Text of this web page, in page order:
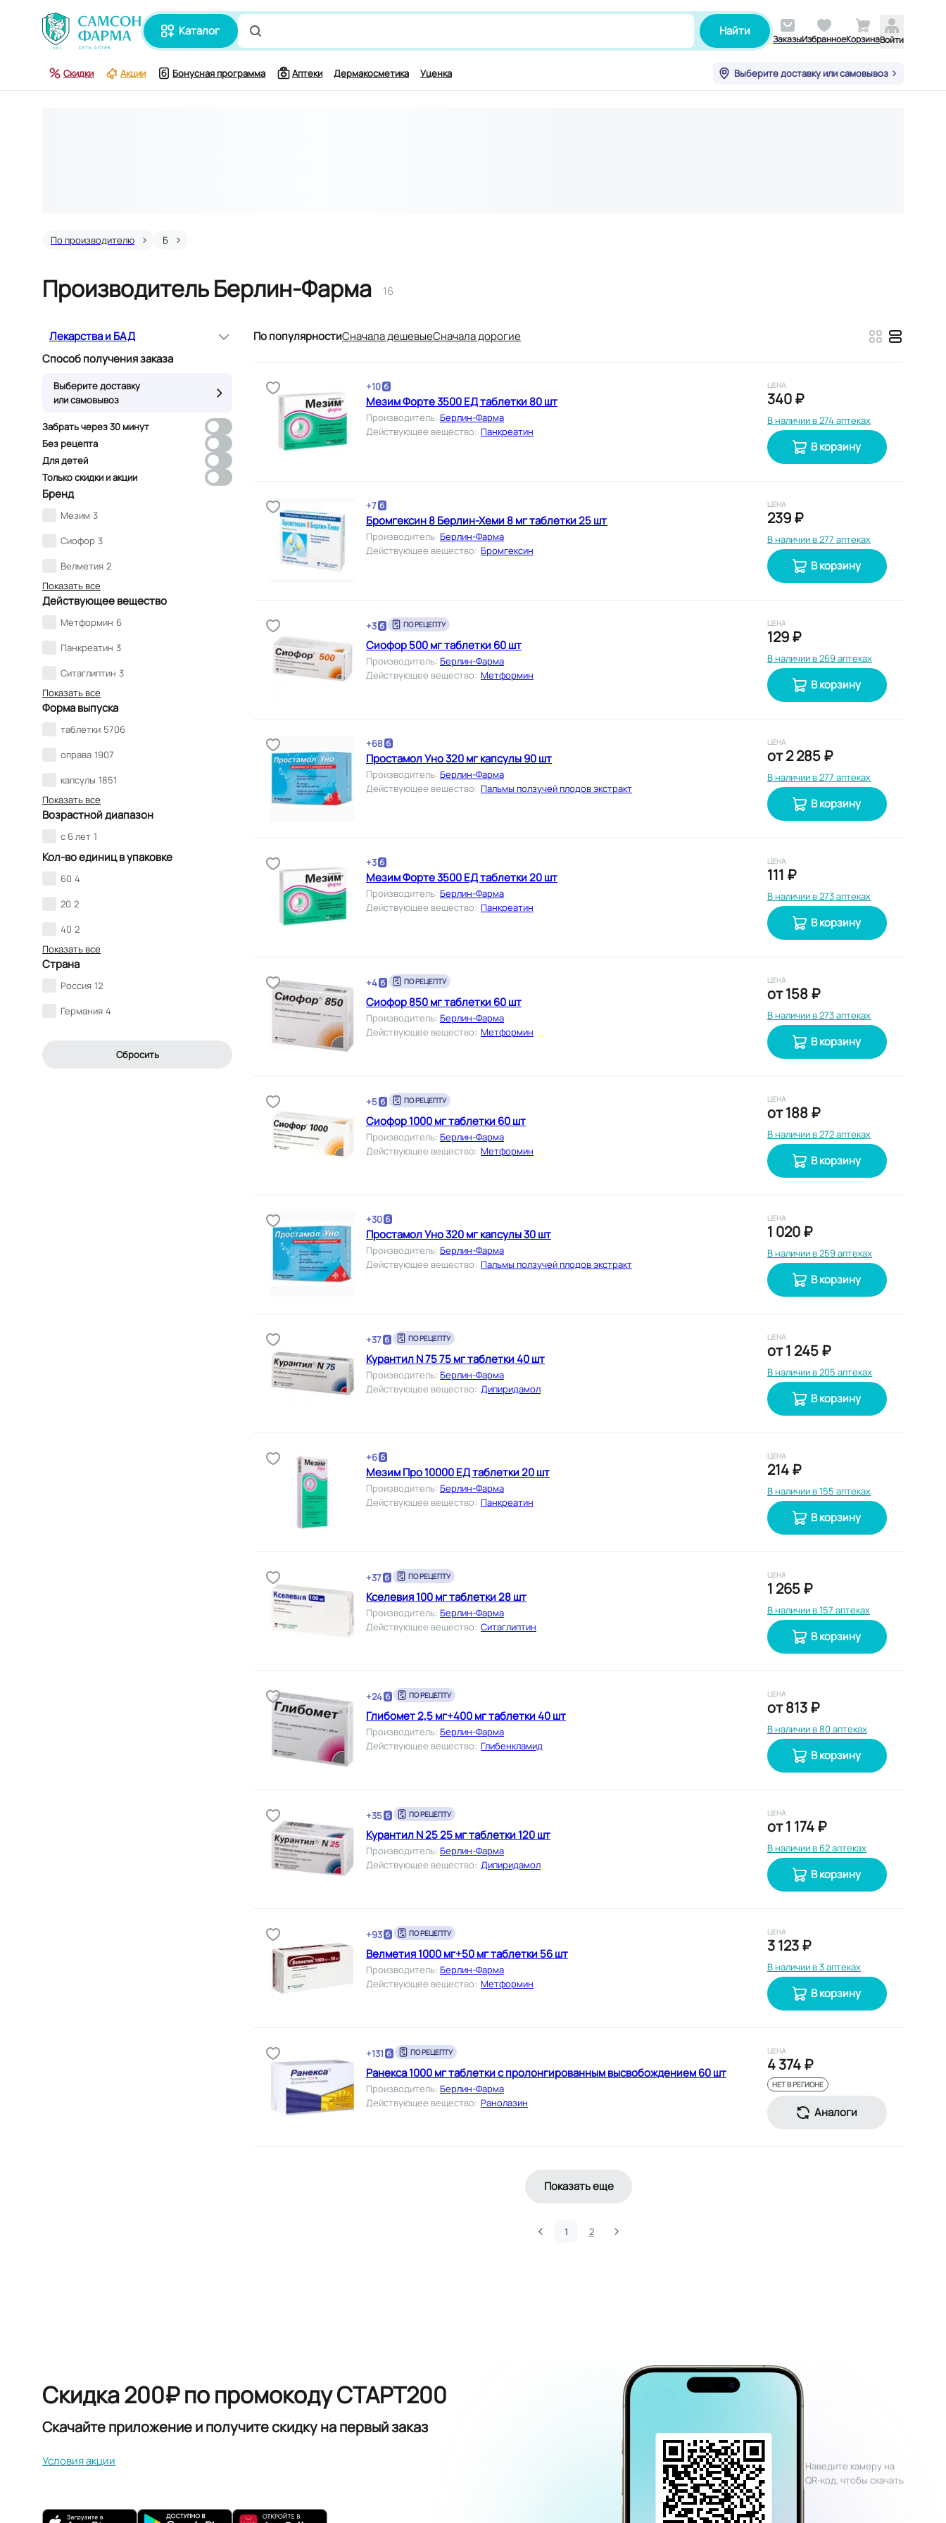
каталог
Поиск по лекарству и симптомам, например,гинкоум
Найти
ЗаказыИзбранноеКорзинаВойти
Скидки Акции Бонусная программа Аптеки Дермакосметика Уценка Выберите доставку или самовывоз
По производителю Б
Производитель Берлин-Фарма 16
Лекарства и БАД
Способ получения заказа
Выберите доставку
или самовывоз
Забрать через 30 минут
Без рецепта
Для детей
Только скидки и акции
Бренд
Мезим 3
Сиофор 3
Велметия 2
Показать все
Действующее вещество
Метформин 6
Панкреатин 3
Ситаглиптин 3
Показать все
Форма выпуска
таблетки 5706
оправа 1907
капсулы 1851
Показать все
Возрастной диапазон
с 6 лет 1
Кол-во единиц в упаковке
60 4
20 2
40 2
Показать все
Страна
Россия 12
Германия 4
Сбросить
По популярностиCначала дешевыеCначала дорогие
+10
Мезим Форте 3500 ЕД таблетки 80 шт
Производитель: Берлин-Фарма
Действующее вещество: Панкреатин
ЦЕНА
340 ₽
В наличии в 274 аптеках
В корзину
+7
Бромгексин 8 Берлин-Хеми 8 мг таблетки 25 шт
Производитель: Берлин-Фарма
Действующее вещество: Бромгексин
ЦЕНА
239 ₽
В наличии в 277 аптеках
В корзину
+3 ПО РЕЦЕПТУ
Сиофор 500 мг таблетки 60 шт
Производитель: Берлин-Фарма
Действующее вещество: Метформин
ЦЕНА
129 ₽
В наличии в 269 аптеках
В корзину
+68
Простамол Уно 320 мг капсулы 90 шт
Производитель: Берлин-Фарма
Действующее вещество: Пальмы ползучей плодов экстракт
ЦЕНА
от2 285 ₽
В наличии в 277 аптеках
В корзину
+3
Мезим Форте 3500 ЕД таблетки 20 шт
Производитель: Берлин-Фарма
Действующее вещество: Панкреатин
ЦЕНА
111 ₽
В наличии в 273 аптеках
В корзину
+4 ПО РЕЦЕПТУ
Сиофор 850 мг таблетки 60 шт
Производитель: Берлин-Фарма
Действующее вещество: Метформин
ЦЕНА
от158 ₽
В наличии в 273 аптеках
В корзину
+5 ПО РЕЦЕПТУ
Сиофор 1000 мг таблетки 60 шт
Производитель: Берлин-Фарма
Действующее вещество: Метформин
ЦЕНА
от188 ₽
В наличии в 272 аптеках
В корзину
+30
Простамол Уно 320 мг капсулы 30 шт
Производитель: Берлин-Фарма
Действующее вещество: Пальмы ползучей плодов экстракт
ЦЕНА
1 020 ₽
В наличии в 259 аптеках
В корзину
+37 ПО РЕЦЕПТУ
Курантил N 75 75 мг таблетки 40 шт
Производитель: Берлин-Фарма
Действующее вещество: Дипиридамол
ЦЕНА
от1 245 ₽
В наличии в 205 аптеках
В корзину
+6
Мезим Про 10000 ЕД таблетки 20 шт
Производитель: Берлин-Фарма
Действующее вещество: Панкреатин
ЦЕНА
214 ₽
В наличии в 155 аптеках
В корзину
+37 ПО РЕЦЕПТУ
Кселевия 100 мг таблетки 28 шт
Производитель: Берлин-Фарма
Действующее вещество: Ситаглиптин
ЦЕНА
1 265 ₽
В наличии в 157 аптеках
В корзину
+24 ПО РЕЦЕПТУ
Глибомет 2,5 мг+400 мг таблетки 40 шт
Производитель: Берлин-Фарма
Действующее вещество: Глибенкламид
ЦЕНА
от813 ₽
В наличии в 80 аптеках
В корзину
+35 ПО РЕЦЕПТУ
Курантил N 25 25 мг таблетки 120 шт
Производитель: Берлин-Фарма
Действующее вещество: Дипиридамол
ЦЕНА
от1 174 ₽
В наличии в 62 аптеках
В корзину
+93 ПО РЕЦЕПТУ
Велметия 1000 мг+50 мг таблетки 56 шт
Производитель: Берлин-Фарма
Действующее вещество: Метформин
ЦЕНА
3 123 ₽
В наличии в 3 аптеках
В корзину
+131 ПО РЕЦЕПТУ
Ранекса 1000 мг таблетки с пролонгированным высвобождением 60 шт
Производитель: Берлин-Фарма
Действующее вещество: Ранолазин
ЦЕНА
4 374 ₽
НЕТ В РЕГИОНЕ
Аналоги
Показать еще
1 2
Скидка 200₽ по промокоду СТАРТ200
Скачайте приложение и получите скидкуна первый заказ
Условия акции
Наведите камеру на
QR-код, чтобы скачать